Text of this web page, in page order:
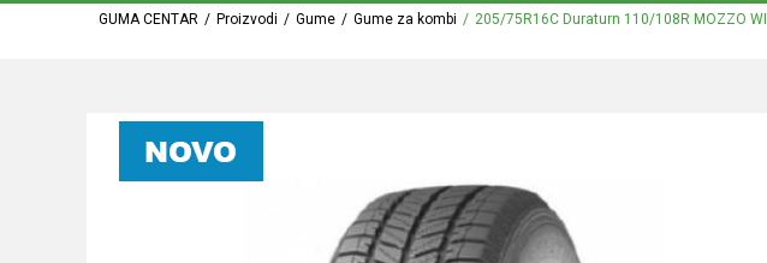
GUMA CENTAR Proizvodi Gume Gume za kombi 205/75R16C Duraturn 110/108R MOZZO